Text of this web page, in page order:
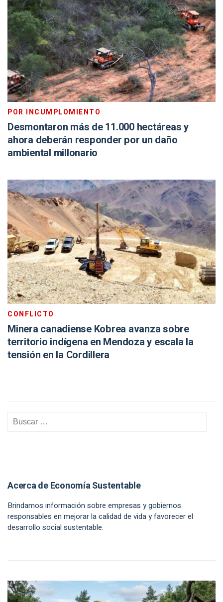
POR INCUMPLOMIENTO
Desmontaron más de 11.000 hectáreas y
ahora deberán responder por un daño
ambiental millonario
CONFLICTO
Minera canadiense Kobrea avanza sobre
territorio indígena en Mendoza y escala la
tensión en la Cordillera
Acerca de Economía Sustentable
Brindamos información sobre empresas y gobiernos
responsables en mejorar la calidad de vida y favorecer el
desarrollo social sustentable.